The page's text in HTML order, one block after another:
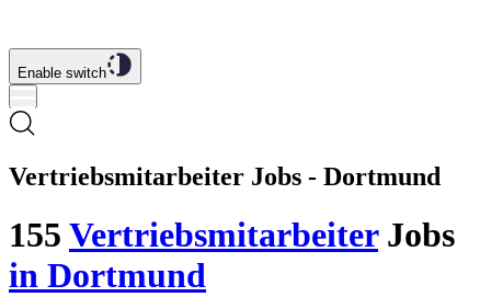
Enable switch
Vertriebsmitarbeiter Jobs - Dortmund
155 VertriebsmitarbeiterJobs
in Dortmund